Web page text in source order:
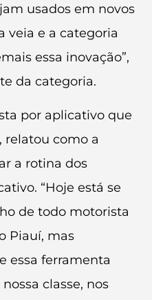
usados em novos
veia e a categoria
essa inovação”,
da categoria.
por aplicativo que
relatou como a
a rotina dos
“Hoje está se
de todo motorista
Piauí, mas
essa ferramenta
classe, nos